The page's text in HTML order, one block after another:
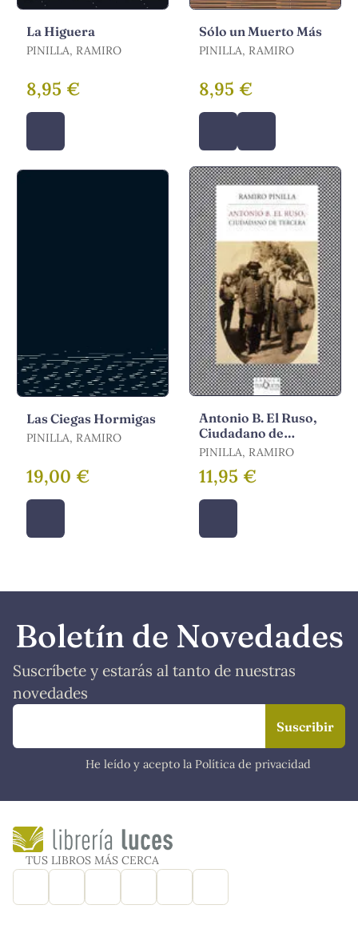
La Higuera
PINILLA, RAMIRO
8,95 €
Sólo un Muerto Más
PINILLA, RAMIRO
8,95 €
Las Ciegas Hormigas
PINILLA, RAMIRO
19,00 €
Antonio B. El Ruso,
Ciudadano de
Tercera
PINILLA, RAMIRO
11,95 €
Boletín de Novedades
Suscríbete y estarás al tanto de nuestras
novedades
He leído y acepto la Política de privacidad
TUS LIBROS MÁS CERCA